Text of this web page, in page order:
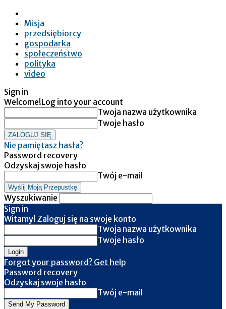
Misja
przedsiębiorcy
gospodarka
społeczeństwo
polityka
video
Sign in
Welcome!Log into your account
Twoja nazwa użytkownika
Twoje hasło
Nie pamiętasz hasła?
Password recovery
Odzyskaj swoje hasło
Twój e-mail
Wyszukiwanie
Sign in
Witamy! Zaloguj się na swoje konto
Twoja nazwa użytkownika
Twoje hasło
Forgot your password? Get help
Password recovery
Odzyskaj swoje hasło
Twój e-mail